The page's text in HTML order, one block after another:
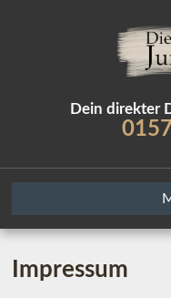
Dein direkter
Impressum